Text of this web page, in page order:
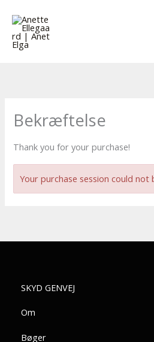
indholdet
Bekræftelse
Thank you for your purchase!
Your purchase session could not
SKYD GENVEJ
Om
Bøger